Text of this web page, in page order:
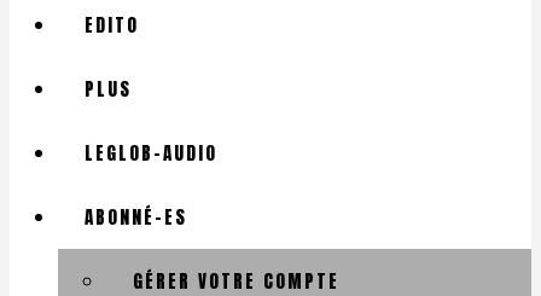
EDITO
PLUS
LEGLOB-AUDIO
ABONNÉ-ES
GÉRER VOTRE COMPTE